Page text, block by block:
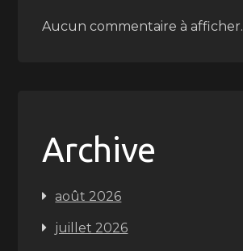
Aucun commentaire à afficher.
Archive
août 2026
juillet 2026